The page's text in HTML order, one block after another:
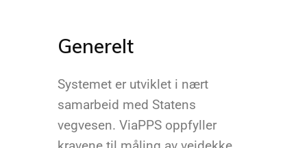
Generelt
Systemet er utviklet i nært
samarbeid med Statens
vegvesen. ViaPPS oppfyller